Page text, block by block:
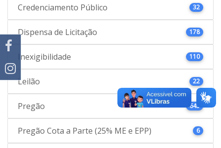
Credenciamento Público 32
Dispensa de Licitação 178
Inexigibilidade 110
Leilão 22
Pregão 645
Pregão Cota a Parte (25% ME e EPP) 6